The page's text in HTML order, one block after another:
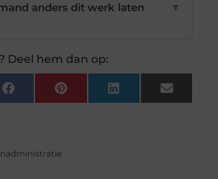
anders dit werk laten
▼
Deel hem dan op:
FacebookPinterest LinkedIn Email